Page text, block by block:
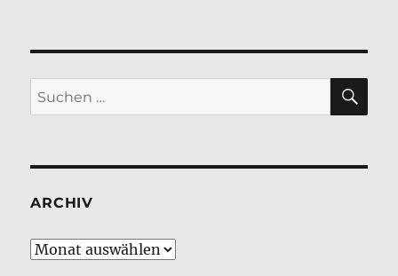
Suchen
nach:
ARCHIV
Archiv